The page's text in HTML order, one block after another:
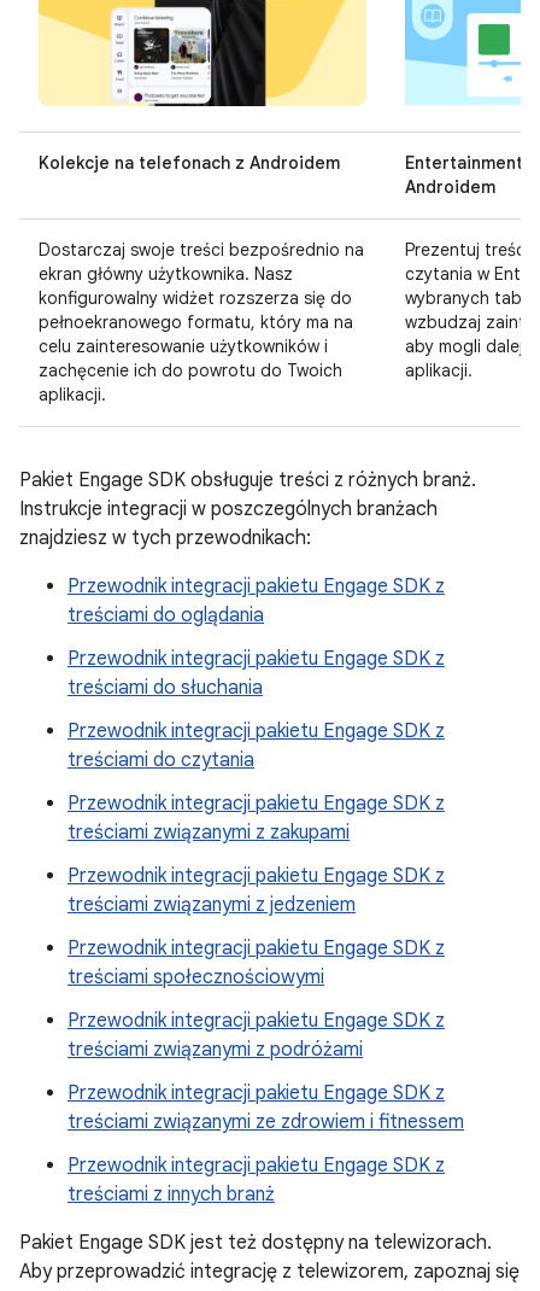
Kolekcje na telefonach z Androidem
Entertainment
Androidem
Dostarczaj swoje treści bezpośrednio na
ekran główny użytkownika. Nasz
konfigurowalny widżet rozszerza się do
pełnoekranowego formatu, który ma na
celu zainteresowanie użytkowników i
zachęcenie ich do powrotu do Twoich
aplikacji.
Prezentuj treści
czytania w
wybranych
wzbudzaj
aby mogli dalej
aplikacji.
Pakiet Engage SDK obsługuje treści z różnych branż.
Instrukcje integracji w poszczególnych branżach
znajdziesz w tych przewodnikach:
Przewodnik integracji pakietu Engage SDK z
treściami do oglądania
Przewodnik integracji pakietu Engage SDK z
treściami do słuchania
Przewodnik integracji pakietu Engage SDK z
treściami do czytania
Przewodnik integracji pakietu Engage SDK z
treściami związanymi z zakupami
Przewodnik integracji pakietu Engage SDK z
treściami związanymi z jedzeniem
Przewodnik integracji pakietu Engage SDK z
treściami społecznościowymi
Przewodnik integracji pakietu Engage SDK z
treściami związanymi z podróżami
Przewodnik integracji pakietu Engage SDK z
treściami związanymi ze zdrowiem i fitnessem
Przewodnik integracji pakietu Engage SDK z
treściami z innych branż
Pakiet Engage SDK jest też dostępny na telewizorach.
Aby przeprowadzić integrację z telewizorem, zapoznaj się